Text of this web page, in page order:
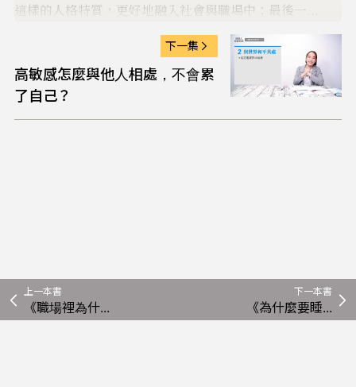
這樣的人格特質，更好地融入社會與職場中；最後一...
下一集
高敏感怎麼與他人相處，不會累
了自己？
上一本書
《職場裡為什...
下一本書
《為什麼要睡...